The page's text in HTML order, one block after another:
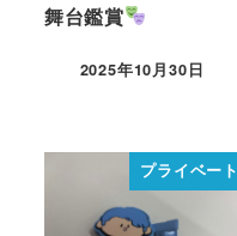
舞台鑑賞
2025年10月30日
プライベート